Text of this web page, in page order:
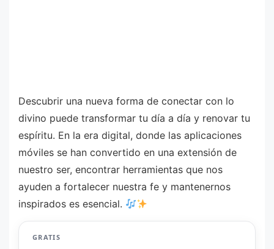
Descubrir una nueva forma de conectar con lo
divino puede transformar tu día a día y renovar tu
espíritu. En la era digital, donde las aplicaciones
móviles se han convertido en una extensión de
nuestro ser, encontrar herramientas que nos
ayuden a fortalecer nuestra fe y mantenernos
inspirados es esencial.
GRATIS